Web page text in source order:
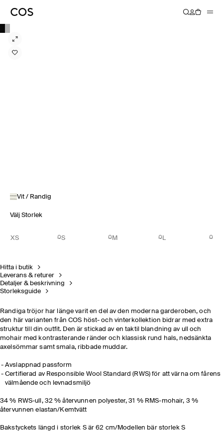
Vit / Randig
Välj Storlek
XS S M L
Hitta i butik
Leverans & returer
Detaljer & beskrivning
Storleksguide
Randiga tröjor har länge varit en del av den moderna garderoben, och
den här varianten från COS höst- och vinterkollektion bidrar med extra
struktur till din outfit. Den är stickad av en taktil blandning av ull och
mohair med kontrasterande ränder och klassisk rund hals, nedsänkta
axelsömmar samt smala, ribbade muddar.
Avslappnad passform
Certifierad av Responsible Wool Standard (RWS) för att värna om fårens
välmående och levnadsmiljö
34 % RWS-ull, 32 % återvunnen polyester, 31 % RMS-mohair, 3 %
återvunnen elastan/Kemtvätt
Bakstyckets längd i storlek S är 62 cm/Modellen bär storlek S